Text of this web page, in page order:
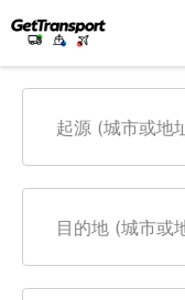
起源 (城市或地
目的地 (城市或